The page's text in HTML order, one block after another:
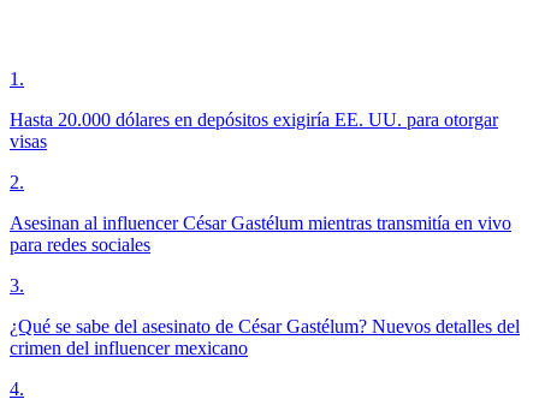
1 .
Hasta 20.000 dólares en depósitos exigiría EE. UU. para otorgar
visas
2.
Asesinan al influencer César Gastélum mientras transmitía en vivo
para redes sociales
3.
¿Qué se sabe del asesinato de César Gastélum? Nuevos detalles del
crimen del influencer mexicano
4.